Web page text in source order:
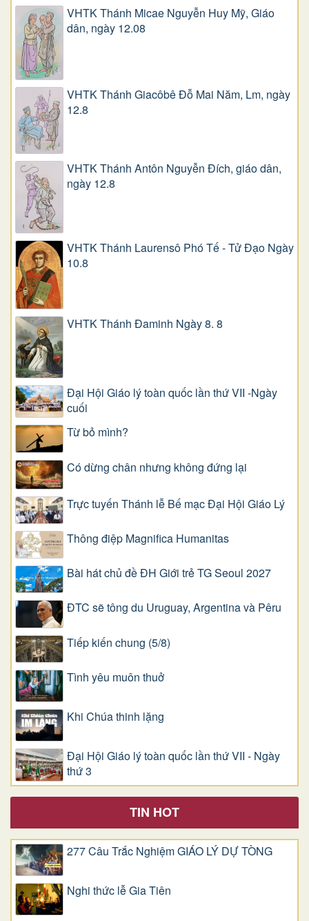
VHTK Thánh Micae Nguyễn Huy Mỹ, Giáo
dân, ngày 12.08
VHTK Thánh Giacôbê Ðỗ Mai Năm, Lm, ngày
12.8
VHTK Thánh Antôn Nguyễn Ðích, giáo dân,
ngày 12.8
VHTK Thánh Laurensô Phó Tế - Tử Đạo Ngày
10.8
VHTK Thánh Đaminh Ngày 8. 8
Đại Hội Giáo lý toàn quốc lần thứ VII -Ngày
cuối
Từ bỏ mình?
Có dừng chân nhưng không đứng lại
Trực tuyến Thánh lễ Bế mạc Đại Hội Giáo Lý
Thông điệp Magnifica Humanitas
Bài hát chủ đề ĐH Giới trẻ TG Seoul 2027
ĐTC sẽ tông du Uruguay, Argentina và Pêru
Tiếp kiến chung (5/8)
Tình yêu muôn thuở
Khi Chúa thinh lặng
Đại Hội Giáo lý toàn quốc lần thứ VII - Ngày
thứ 3
TIN HOT
277 Câu Trắc Nghiệm GIÁO LÝ DỰ TÒNG
Nghi thức lễ Gia Tiên